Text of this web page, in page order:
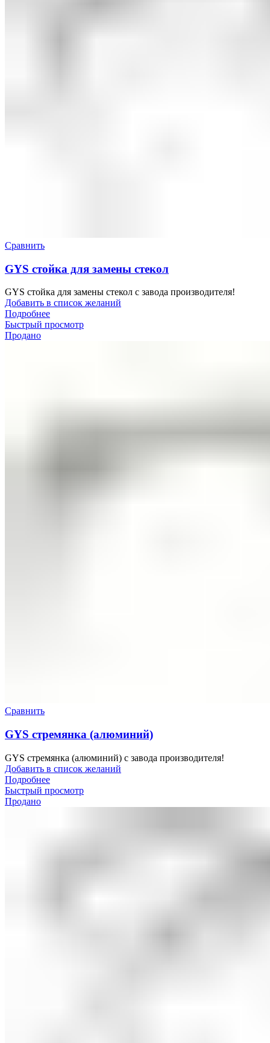
Сравнить
GYS стойка для замены стекол
GYS стойка для замены стекол с завода производителя!
Добавить в список желаний
Подробнее
Быстрый просмотр
Продано
Сравнить
GYS стремянка (алюминий)
GYS стремянка (алюминий) с завода производителя!
Добавить в список желаний
Подробнее
Быстрый просмотр
Продано